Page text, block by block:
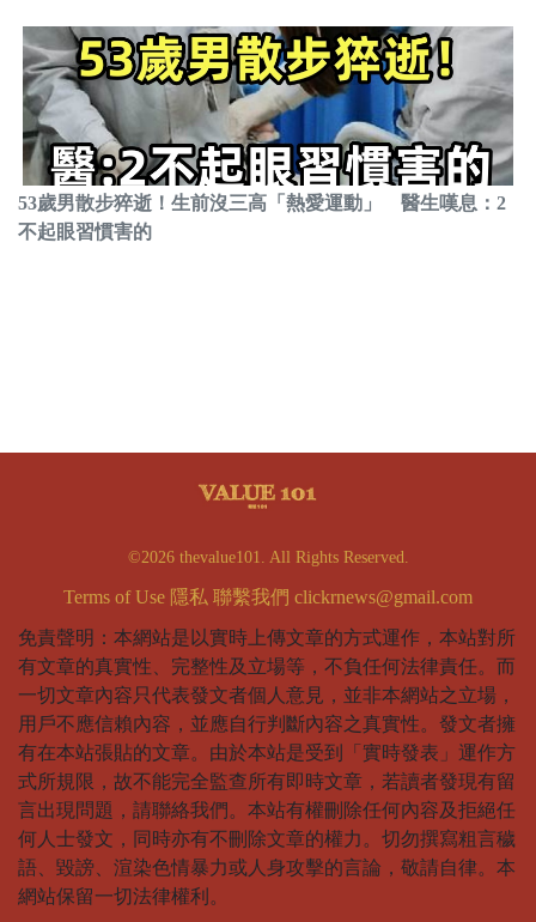
53歲男散步猝逝！生前沒三高「熱愛運動」 醫生嘆息：2
不起眼習慣害的
©2026 thevalue101. All Rights Reserved.
Terms of Use 隱私 聯繫我們 clickrnews@gmail.com
免責聲明：本網站是以實時上傳文章的方式運作，本站對所
有文章的真實性、完整性及立場等，不負任何法律責任。而
一切文章內容只代表發文者個人意見，並非本網站之立場，
用戶不應信賴內容，並應自行判斷內容之真實性。發文者擁
有在本站張貼的文章。由於本站是受到「實時發表」運作方
式所規限，故不能完全監查所有即時文章，若讀者發現有留
言出現問題，請聯絡我們。本站有權刪除任何內容及拒絕任
何人士發文，同時亦有不刪除文章的權力。切勿撰寫粗言穢
語、毀謗、渲染色情暴力或人身攻擊的言論，敬請自律。本
網站保留一切法律權利。